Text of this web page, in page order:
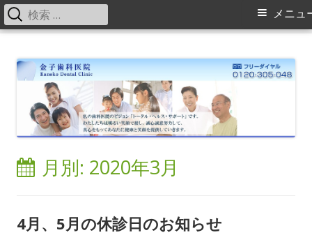
す。矯正歯科、床矯正、入れ歯（ミラクルデンチャー）に力を入れてい
ます。
メ
ン
ニ
ュ
メニュ
検
索:
月別: 2020年3月
4月、5月の休診日のお知らせ